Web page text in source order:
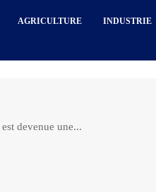
AGRICULTURE INDUSTRIE
devenue une...